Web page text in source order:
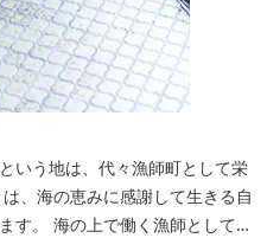
いう地は、代々漁師町として栄
、海の恵みに感謝して生きる自
す。 海の上で働く漁師として、